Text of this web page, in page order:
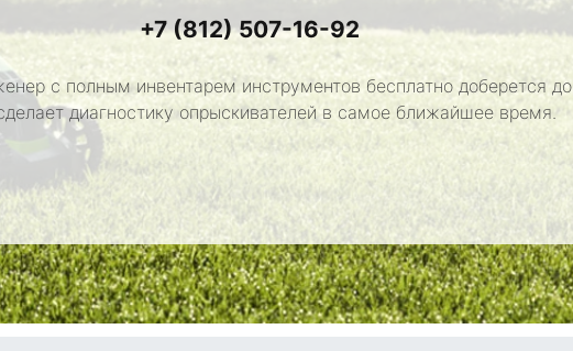
+7 (812) 507-16-92
с полным инвентарем инструментов бесплатно доберется до
диагностику опрыскивателей в самое ближайшее время.